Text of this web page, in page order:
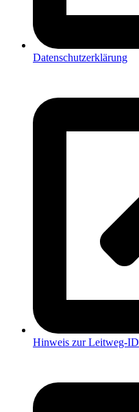
Datenschutzerklärung
Hinweis zur Leitweg-ID